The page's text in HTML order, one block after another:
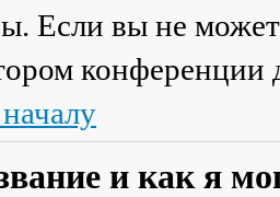
Если вы не
конференции
и как я